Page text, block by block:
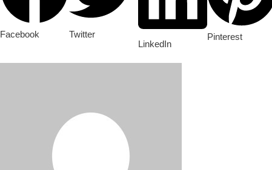
Facebook
Twitter
LinkedIn
Pinterest